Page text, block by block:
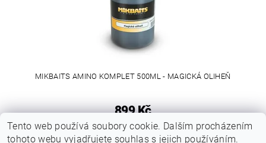
MIKBAITS AMINO KOMPLET 500ML - MAGICKÁ OLIHEŇ
899 Kč
Tento web používá soubory cookie. Dalším procházením
tohoto webu vyjadřujete souhlas s jejich používáním.